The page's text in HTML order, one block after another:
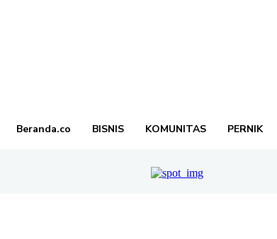
Beranda.co BISNIS KOMUNITAS PERNIK